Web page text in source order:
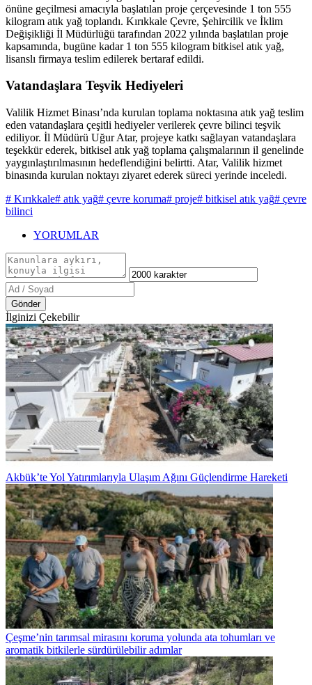
önüne geçilmesi amacıyla başlatılan proje çerçevesinde 1 ton 555
kilogram atık yağ toplandı. Kırıkkale Çevre, Şehircilik ve İklim
Değişikliği İl Müdürlüğü tarafından 2022 yılında başlatılan proje
kapsamında, bugüne kadar 1 ton 555 kilogram bitkisel atık yağ,
lisanslı firmaya teslim edilerek bertaraf edildi.
Vatandaşlara Teşvik Hediyeleri
Valilik Hizmet Binası’nda kurulan toplama noktasına atık yağ teslim
eden vatandaşlara çeşitli hediyeler verilerek çevre bilinci teşvik
ediliyor. İl Müdürü Uğur Atar, projeye katkı sağlayan vatandaşlara
teşekkür ederek, bitkisel atık yağ toplama çalışmalarının il genelinde
yaygınlaştırılmasının hedeflendiğini belirtti. Atar, Valilik hizmet
binasında kurulan noktayı ziyaret ederek süreci yerinde inceledi.
# Kırıkkale# atık yağ# çevre koruma# proje# bitkisel atık yağ# çevre
bilinci
YORUMLAR
Gönder
İlginizi Çekebilir
Akbük’te Yol Yatırımlarıyla Ulaşım Ağını Güçlendirme Hareketi
Çeşme’nin tarımsal mirasını koruma yolunda ata tohumları ve
aromatik bitkilerle sürdürülebilir adımlar